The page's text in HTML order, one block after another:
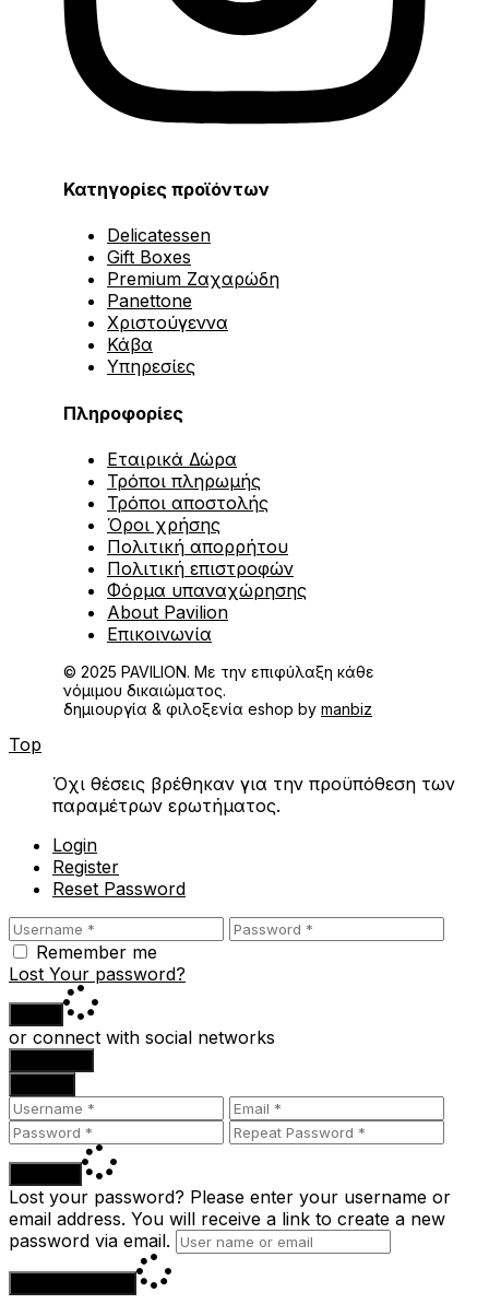
Κατηγορίες προϊόντων
Delicatessen
Gift Boxes
Premium Ζαχαρώδη
Panettone
Χριστούγεννα
Κάβα
Υπηρεσίες
Πληροφορίες
Εταιρικά Δώρα
Τρόποι πληρωμής
Τρόποι αποστολής
Όροι χρήσης
Πολιτική απορρήτου
Πολιτική επιστροφών
Φόρμα υπαναχώρησης
About Pavilion
Επικοινωνία
© 2025 PAVILION. Με την επιφύλαξη κάθε
νόμιμου δικαιώματος.
δημιουργία & φιλοξενία eshop by manbiz
Top
Όχι θέσεις βρέθηκαν για την προϋπόθεση των
παραμέτρων ερωτήματος.
Login
Register
Reset Password
Remember me
Lost Your password?
or connect with social networks
Lost your password? Please enter your username or
email address. You will receive a link to create a new
password via email.